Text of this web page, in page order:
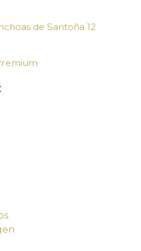
de Santoña 12
El